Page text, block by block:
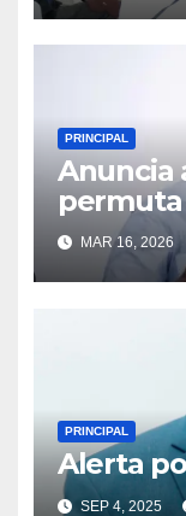
PRINCIPAL
Anuncia
región
MAR 16, 2026
PRINCIPAL
Alerta
SEP 4, 2025